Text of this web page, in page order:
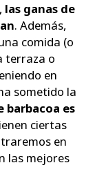
las ganas de
. Además,
comida (o
terraza o
en
sometido la
barbacoa es
ciertas
en
las mejores